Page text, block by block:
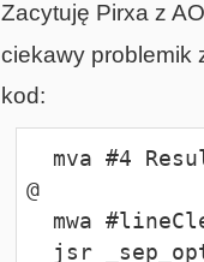
Zacytuję Pirxa z
ciekawy problemik
kod:
@